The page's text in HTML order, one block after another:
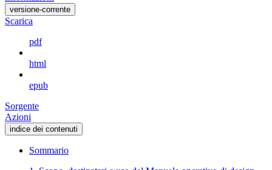
versione-corrente
Scarica
pdf
html
epub
Sorgente
Azioni
indice dei contenuti
Sommario